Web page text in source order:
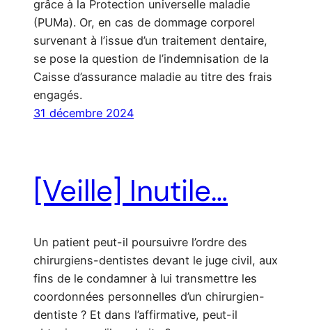
grâce à la Protection universelle maladie
(PUMa). Or, en cas de dommage corporel
survenant à l’issue d’un traitement dentaire,
se pose la question de l’indemnisation de la
Caisse d’assurance maladie au titre des frais
engagés.
31 décembre 2024
[Veille] Inutile…
Un patient peut-il poursuivre l’ordre des
chirurgiens-dentistes devant le juge civil, aux
fins de le condamner à lui transmettre les
coordonnées personnelles d’un chirurgien-
dentiste ? Et dans l’affirmative, peut-il